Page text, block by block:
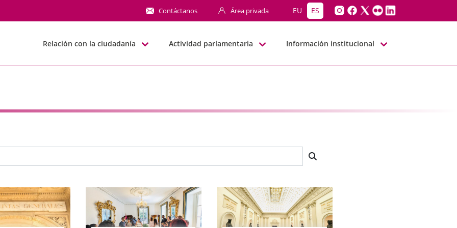
Contáctanos Área privada EU ES
Relación con la ciudadanía Actividad parlamentaria Información institucional
búsqueda